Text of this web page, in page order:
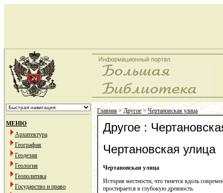
МЕНЮ
Архитектура
География
Геодезия
Геология
Геополитика
Государство и право
Главная>Другое>Чертановская улица
Другое :
Чертановская улица
Чертановская улица
История местности, что тянется вдоль
простирается в глубокую древность.